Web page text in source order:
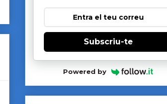
Subscriu-te
Powered by